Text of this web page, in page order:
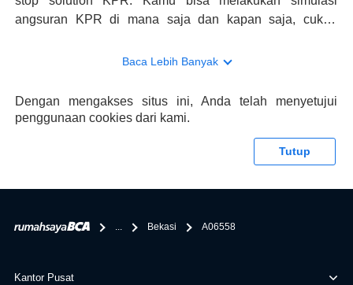
angsuran KPR di mana saja dan kapan saja, cukup
konsultasi mengenai KPR, maka ada layanan live chat
memberikan keuntungan yang berlipat, persyaratan
pengajuan KPR BCA juga sangat mudah, kamu bisa cek
tentang properti disini BCA hanya sebagai pihak
bertanggung jawab terhadap informasi yang rekanan
Baca Lebih Banyak
Dengan mengakses situs ini, Anda telah menyetujui
penggunaan cookies dari kami.
Tutup
... Bekasi A06558
Kantor Pusat